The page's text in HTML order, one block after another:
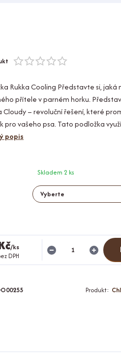
Rukka Cooling Představte si, jaká
přítele v parném horku.
Cloudy – revoluční řešení, které
pro vašeho psa. Tato podložka
popis
Skladem 2 ks
/ks
DPH
Produkt: